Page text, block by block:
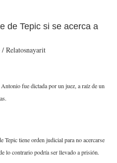
de Tepic si se acerca a
Relatosnayarit
fue dictada por un juez, a raíz de un
Tepic tiene orden judicial para no acercarse
lo contrario podría ser llevado a prisión.